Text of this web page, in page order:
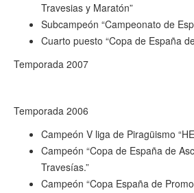
Travesias y Maratón”
Subcampeón “Campeonato de
Cuarto puesto “Copa de España
Temporada 2007
Temporada 2006
Campeón V liga de Piragüismo
Campeón “Copa de España de
Travesías.”
Campeón “Copa España de